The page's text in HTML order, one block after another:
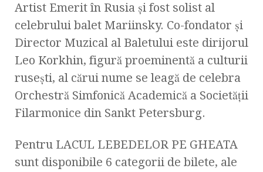
Artist Emerit în Rusia şi fost solist al
celebrului balet Mariinsky. Co-fondator şi
Director Muzical al Baletului este dirijorul
Leo Korkhin, figură proeminentă a culturii
ruseşti, al cărui nume se leagă de celebra
Orchestră Simfonică Academică a Societăţii
Filarmonice din Sankt Petersburg.
Pentru LACUL LEBEDELOR PE GHEATA
sunt disponibile 6 categorii de bilete, ale